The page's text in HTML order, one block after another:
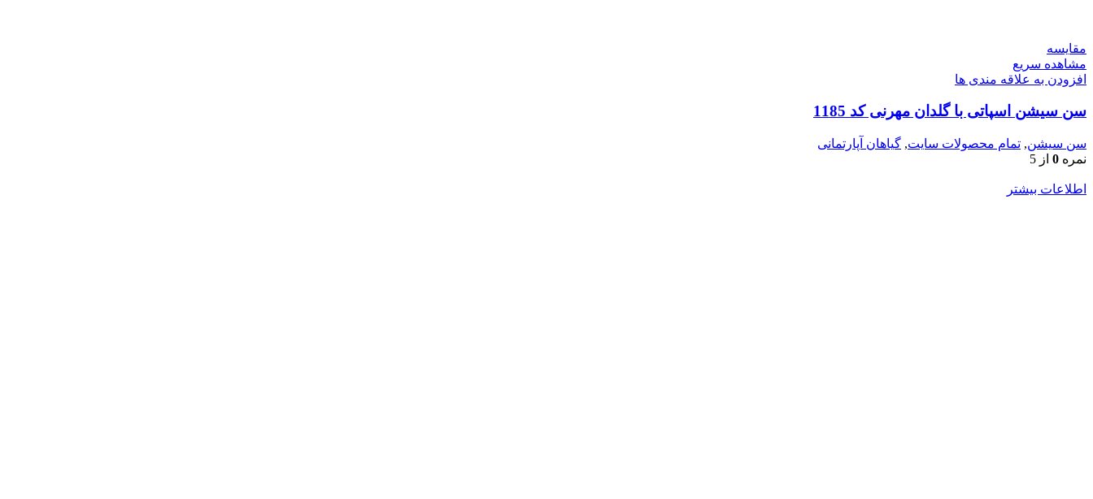
مقایسه
مشاهده سریع
افزودن به علاقه مندی ها
سن سیشن اسپاتی با گلدان مهرنی کد 1185
سن سیشن, تمام محصولات سایت, گیاهان آپارتمانی
نمره 0 از 5
اطلاعات بیشتر